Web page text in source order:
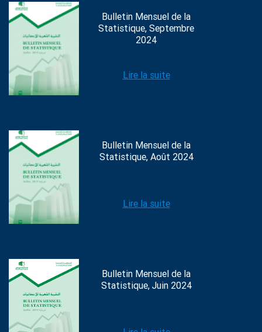
Bulletin Mensuel de la
Statistique, Septembre
2024
Lire la suite
Bulletin Mensuel de la
Statistique, Août 2024
Lire la suite
Bulletin Mensuel de la
Statistique, Juin 2024